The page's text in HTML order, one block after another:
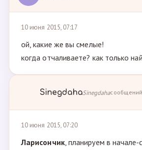
10 июня 2015, 07:17
ой, какие же вы смелые!
когда отчаливаете? как только
SinegdahaSinegdaha
10 июня 2015, 07:20
Ларисончик, планируем в начале-